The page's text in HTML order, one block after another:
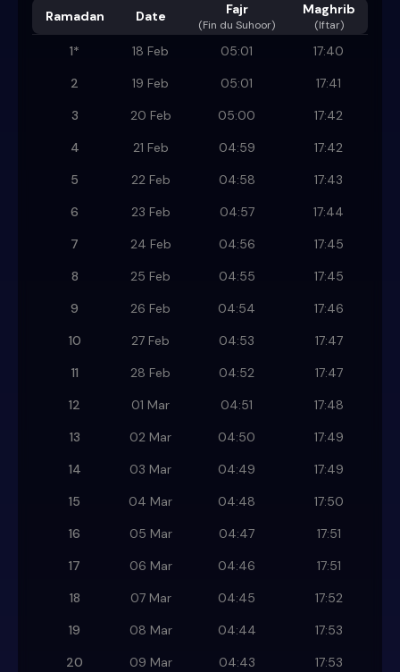
Ramadan Date Fajr
(Fin du Suhoor)
Maghrib
(Iftar)
1* 18 Feb 05:01
17:40
2
19 Feb 05:01
17:41
3
20 Feb 05:00
17:42
4
21 Feb 04:59
17:42
5
22 Feb 04:58
17:43
6
23 Feb 04:57
17:44
7
24 Feb 04:56
17:45
8
25 Feb 04:55
17:45
9
26 Feb 04:54
17:46
10
27 Feb 04:53
17:47
11
28 Feb 04:52
17:47
12
01 Mar 04:51
17:48
13
02 Mar 04:50
17:49
14
03 Mar 04:49
17:49
15
04 Mar 04:48
17:50
16
05 Mar 04:47
17:51
17
06 Mar 04:46
17:51
18
07 Mar 04:45
17:52
19
08 Mar 04:44
17:53
20
09 Mar 04:43 17:53